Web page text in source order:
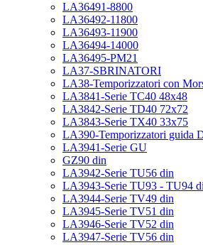
LA36491-8800
LA36492-11800
LA36493-11900
LA36494-14000
LA36495-PM21
LA37-SBRINATORI
LA38-Temporizzatori con
LA3841-Serie TC40 48x48
LA3842-Serie TD40 72x72
LA3843-Serie TX40 33x75
LA390-Temporizzatori guida
LA3941-Serie GU
GZ90 din
LA3942-Serie TU56 din
LA3943-Serie TU93 - TU94
LA3944-Serie TV49 din
LA3945-Serie TV51 din
LA3946-Serie TV52 din
LA3947-Serie TV56 din